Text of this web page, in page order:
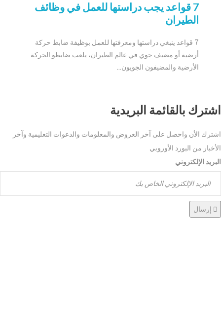
7 قواعد يجب دراستها للعمل في وظائف
الطيران
7 قواعد ينبغي دراستها ومعرفتها للعمل بوظيفة ضابط حركة
أرضية أو مضيف جوي في عالم الطيران، يلعب ضابطو الحركة
الأرضية والمضيفون الجويون...
اشترك بالقائمة البريدية
اشترك الأن واحصل على آخر العروض والمعلومات والدعوات التعليمية وآخر
الأخبار من البورد الأوروبي
البريد الإلكتروني
إرسال